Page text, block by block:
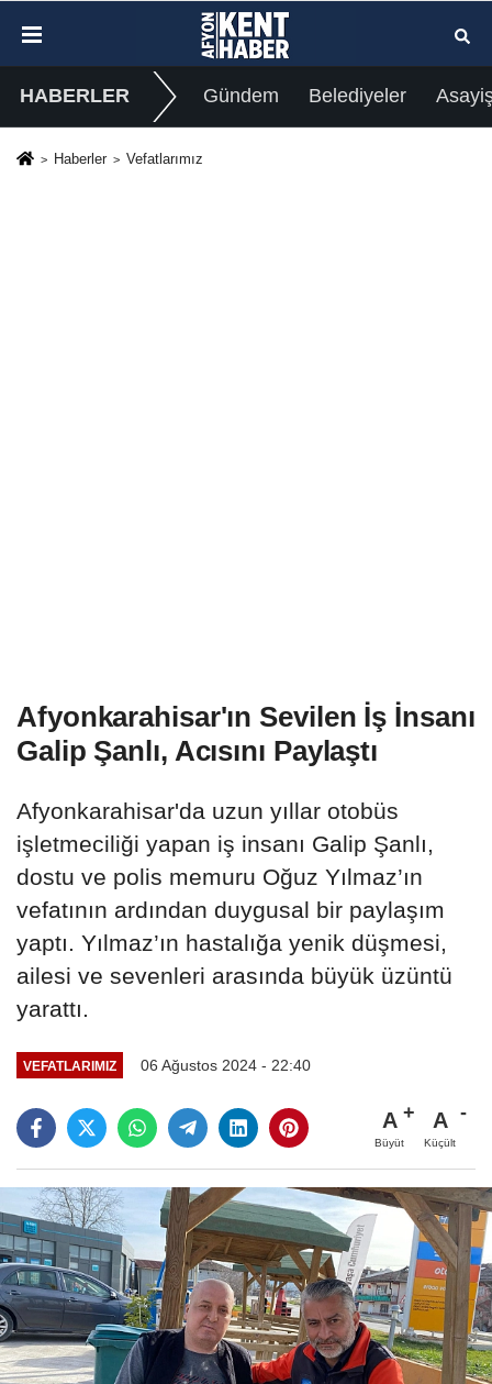
HABERLER Gündem Belediyeler
Haberler Vefatlarımız
Afyonkarahisar'ın Sevilen İş İnsanı
Galip Şanlı, Acısını Paylaştı
Afyonkarahisar'da uzun yıllar otobüs
işletmeciliği yapan iş insanı Galip Şanlı,
dostu ve polis memuru Oğuz Yılmaz’ın
vefatının ardından duygusal bir paylaşım
yaptı. Yılmaz’ın hastalığa yenik düşmesi,
ailesi ve sevenleri arasında büyük üzüntü
yarattı.
VEFATLARIMIZ 06 Ağustos 2024 - 22:40
A
Büyüt
A
Küçült